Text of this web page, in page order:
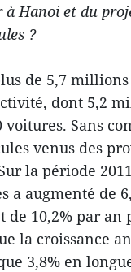
Hanoi et du
?
de 5,7
dont 5,2
voitures. Sans
venus des
la période
a augmenté de
de 10,2% par an
la croissance
3,8% en